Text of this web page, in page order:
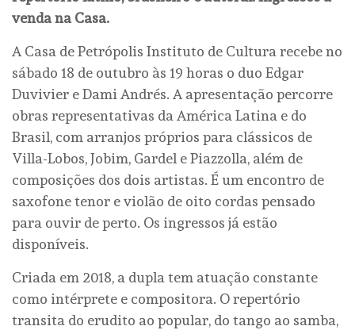
venda na Casa.
A Casa de Petrópolis Instituto de Cultura recebe no
sábado 18 de outubro às 19 horas o duo Edgar
Duvivier e Dami Andrés. A apresentação percorre
obras representativas da América Latina e do
Brasil, com arranjos próprios para clássicos de
Villa-Lobos, Jobim, Gardel e Piazzolla, além de
composições dos dois artistas. É um encontro de
saxofone tenor e violão de oito cordas pensado
para ouvir de perto. Os ingressos já estão
disponíveis.
Criada em 2018, a dupla tem atuação constante
como intérprete e compositora. O repertório
transita do erudito ao popular, do tango ao samba,